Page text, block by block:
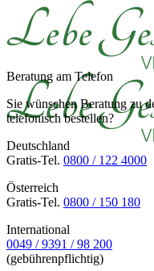
Beratung am Telefon
Sie wünschen Beratung zu
telefonisch bestellen?
Deutschland
Gratis-Tel. 0800 / 122 4000
Österreich
Gratis-Tel. 0800 / 150 180
International
0049 / 9391 / 98 200
(gebührenpflichtig)